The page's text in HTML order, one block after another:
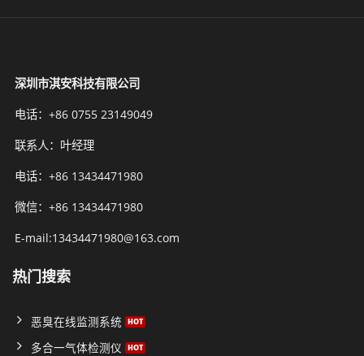
深圳市淇安科技有限公司
电话：+86 0755 23149049
联系人：叶经理
电话：+86 13434471980
微信：+86 13434471980
E-mail:13434471980@163.com
热门搜索
恶臭在线监测系统
多合一气体检测仪